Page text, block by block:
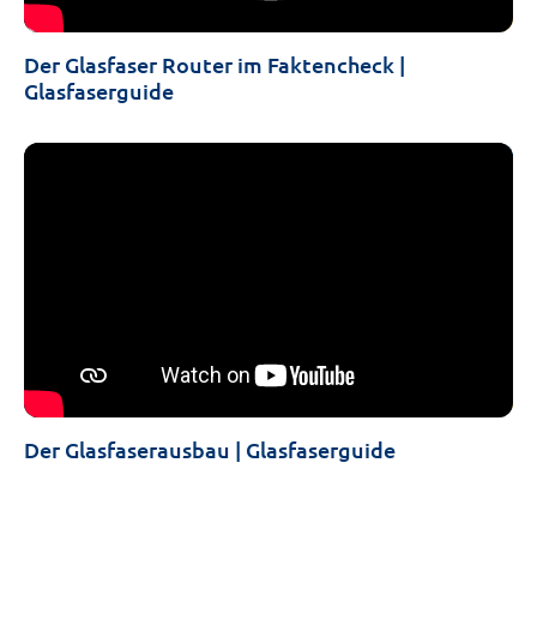
Der Glasfaser Router im Faktencheck |
Glasfaserguide
Der Glasfaserausbau | Glasfaserguide